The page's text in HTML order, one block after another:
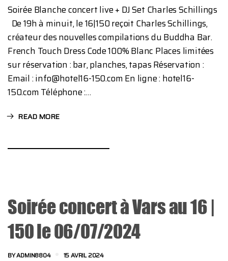
Soirée Blanche concert live + DJ Set Charles Schillings
De 19h à minuit, le 16|150 reçoit Charles Schillings,
créateur des nouvelles compilations du Buddha Bar.
French Touch Dress Code 100% Blanc Places limitées
sur réservation : bar, planches, tapas Réservation :
Email : info@hotel16-150.com En ligne : hotel16-
150.com Téléphone :…
READ MORE
Soirée concert à Vars au 16 |
150 le 06/07/2024
BYADMIN8804 15 AVRIL 2024